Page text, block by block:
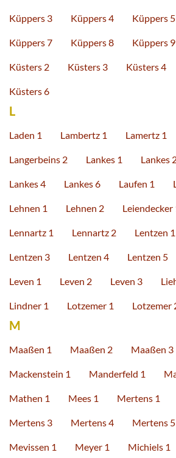
Küppers 3 Küppers 4 Küppers 5
Küppers 7 Küppers 8 Küppers 9
Küsters 2 Küsters 3 Küsters 4
Küsters 6
L
Laden 1 Lambertz 1 Lamertz 1
Langerbeins 2 Lankes 1 Lankes
Lankes 4 Lankes 6 Laufen 1
Lehnen 1 Lehnen 2 Leiendecker
Lennartz 1 Lennartz 2 Lentzen 1
Lentzen 3 Lentzen 4 Lentzen 5
Leven 1 Leven 2 Leven 3
Lindner 1 Lotzemer 1 Lotzemer
M
Maaßen 1 Maaßen 2 Maaßen 3
Mackenstein 1 Manderfeld 1
Mathen 1 Mees 1 Mertens 1
Mertens 3 Mertens 4 Mertens 5
Mevissen 1 Meyer 1 Michiels 1